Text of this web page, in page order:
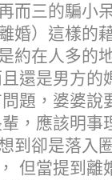
而三的騙小
婚）這樣的
約在人多的
還是男方的
題，婆婆說
，應該明事
到卻是落入
但當提到離